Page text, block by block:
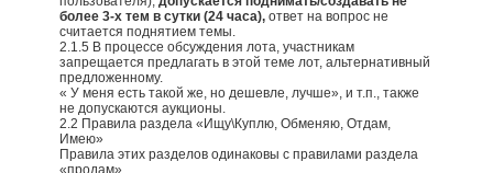
более 3-х тем в сутки (24 часа), ответ на вопрос не
считается поднятием темы.
2.1.5 В процессе обсуждения лота, участникам
запрещается предлагать в этой теме лот, альтернативный
предложенному.
« У меня есть такой же, но дешевле, лучше», и т.п., также
не допускаются аукционы.
2.2 Правила раздела «Ищу\Куплю, Обменяю, Отдам,
Имею»
Правила этих разделов одинаковы с правилами раздела
«продам».